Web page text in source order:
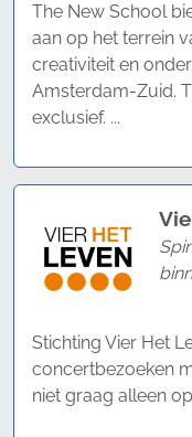
The New School
aan op het terrein
creativiteit en
Amsterdam-Zuid.
exclusief. ...
Stichting Vier Het
concertbezoeken
niet graag alleen